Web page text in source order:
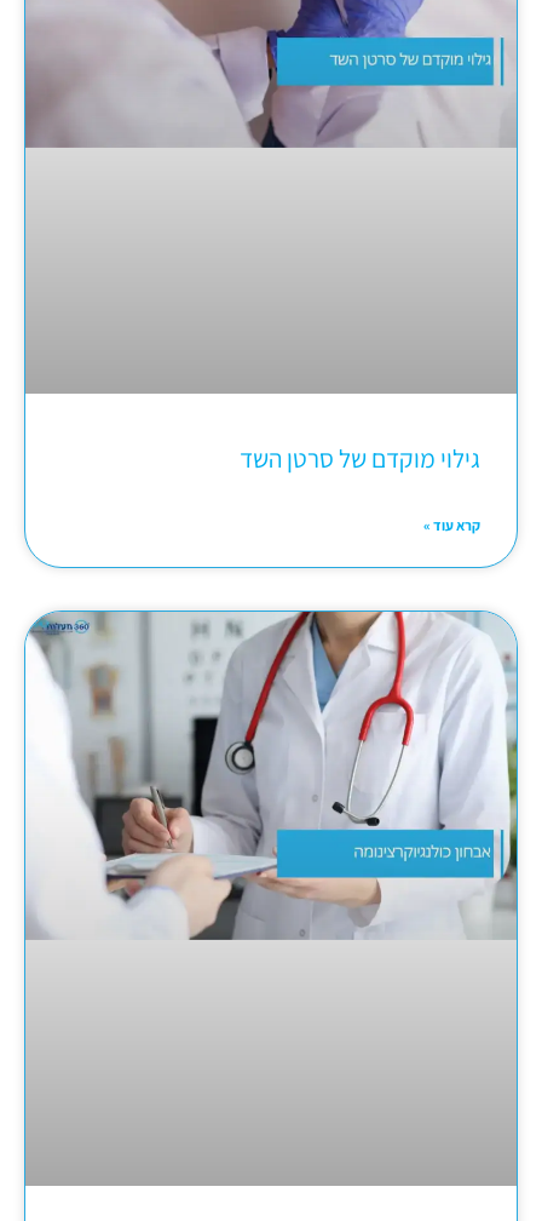
גילוי מוקדם של סרטן השד
קרא עוד »